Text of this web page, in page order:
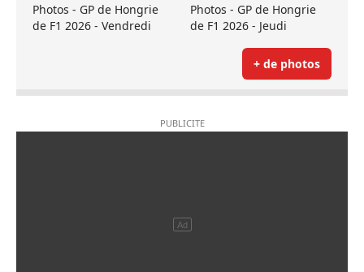
Photos - GP de Hongrie
de F1 2026 - Vendredi
Photos - GP de Hongrie
de F1 2026 - Jeudi
+ de photos